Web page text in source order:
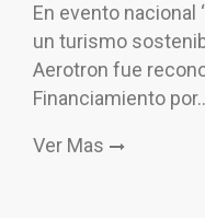
En evento nacional
un turismo
Aerotron fue
Financiamiento
Ver Mas